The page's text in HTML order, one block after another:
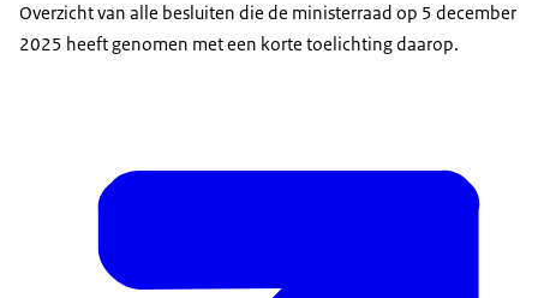
Overzicht van alle besluiten die de ministerraad op 5 december
2025 heeft genomen met een korte toelichting daarop.